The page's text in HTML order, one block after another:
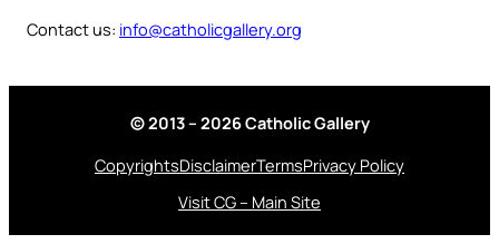
Contact us: info@catholicgallery.org
© 2013 – 2026 Catholic Gallery
CopyrightsDisclaimerTermsPrivacy Policy
Visit CG – Main Site